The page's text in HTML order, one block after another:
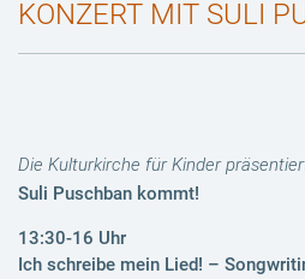
KONZERT MIT SULI
Die Kulturkirche für Kinder
Suli Puschban kommt!
13:30-16 Uhr
Ich schreibe mein Lied! –